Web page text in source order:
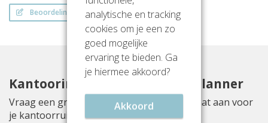
Beoordeling schrijven
Kantoorinrichting met Officeplanner
Vraag een gratis inrichtingsvoorstel op maat aan voor
je kantoorruimte aan Keizersgracht 97-99
analytische en tracking
cookies om je een zo
goed mogelijke
ervaring te bieden. Ga
je hiermee akkoord?
Akkoord